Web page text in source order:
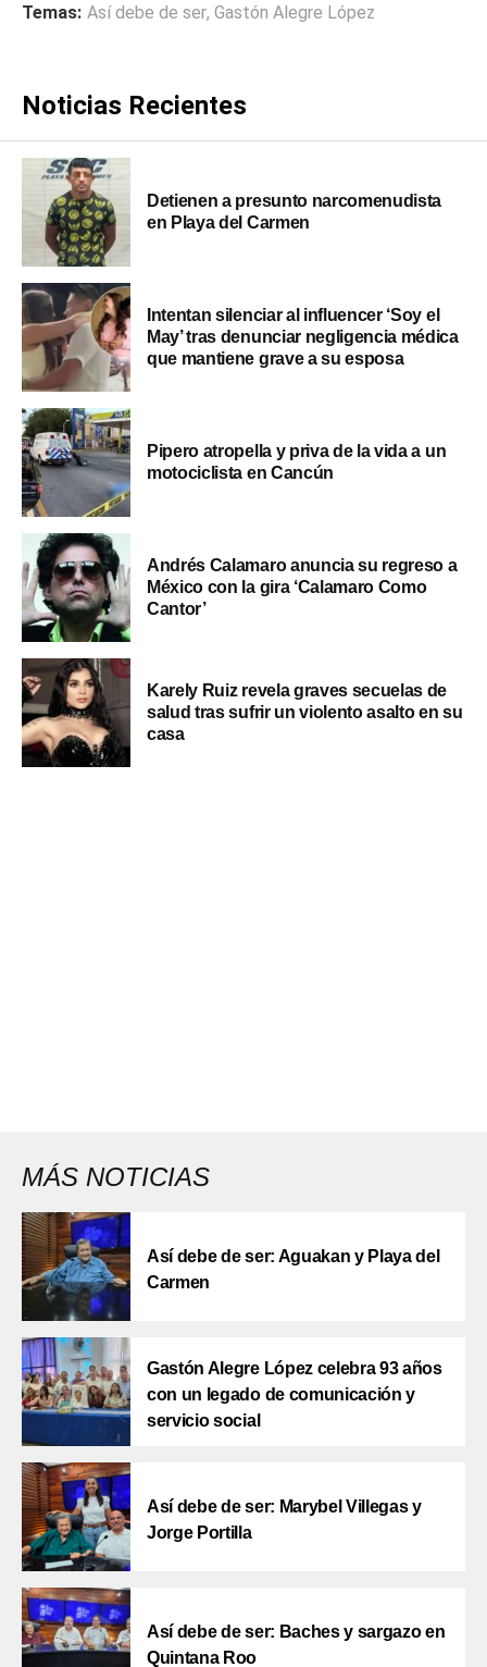
Temas: Así debe de ser, Gastón Alegre López
Noticias Recientes
Detienen a presunto narcomenudista
en Playa del Carmen
Intentan silenciar al influencer ‘Soy el
May’ tras denunciar negligencia médica
que mantiene grave a su esposa
Pipero atropella y priva de la vida a un
motociclista en Cancún
Andrés Calamaro anuncia su regreso a
México con la gira ‘Calamaro Como
Cantor’
Karely Ruiz revela graves secuelas de
salud tras sufrir un violento asalto en su
casa
MÁS NOTICIAS
Así debe de ser: Aguakan y Playa del
Carmen
Gastón Alegre López celebra 93 años
con un legado de comunicación y
servicio social
Así debe de ser: Marybel Villegas y
Jorge Portilla
Así debe de ser: Baches y sargazo en
Quintana Roo